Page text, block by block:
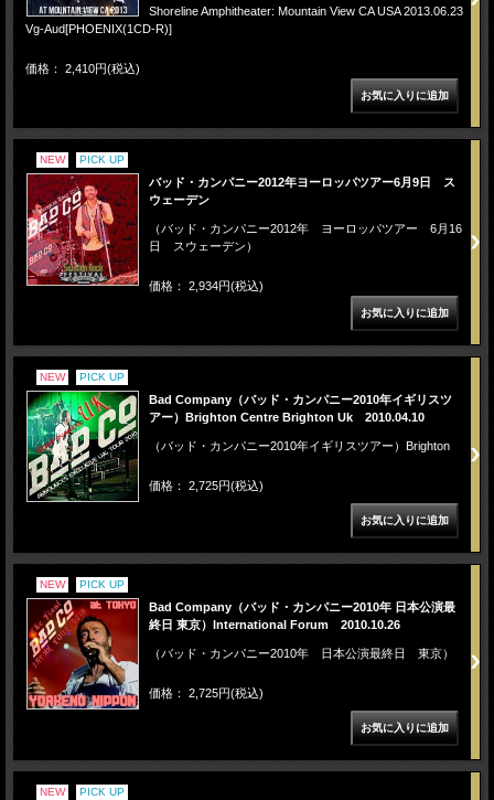
Shoreline Amphitheater: Mountain View CA USA 2013.06.23
Vg-Aud[PHOENIX(1CD-R)]
価格： 2,410円(税込)
NEW PICK UP
バッド・カンパニー2012年ヨーロッパツアー6月9日 ス
ウェーデン
（バッド・カンパニー2012年 ヨーロッパツアー 6月16
日 スウェーデン）
価格： 2,934円(税込)
NEW PICK UP
Bad Company（バッド・カンパニー2010年イギリスツ
アー）Brighton Centre Brighton Uk 2010.04.10
（バッド・カンパニー2010年イギリスツアー）Brighton
価格： 2,725円(税込)
NEW PICK UP
Bad Company（バッド・カンパニー2010年 日本公演最
終日 東京）International Forum 2010.10.26
（バッド・カンパニー2010年 日本公演最終日 東京）
価格： 2,725円(税込)
NEW PICK UP